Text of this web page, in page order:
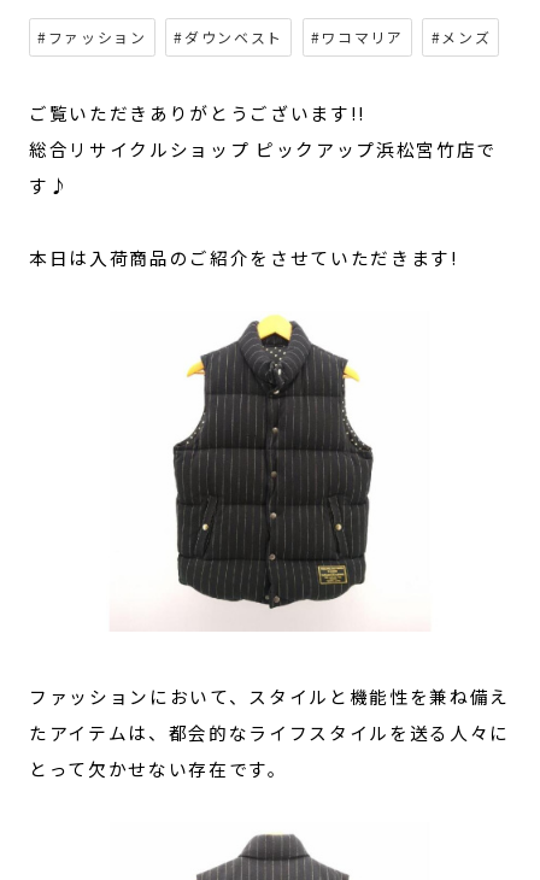
#ファッション #ダウンベスト #ワコマリア #メンズ
ご覧いただきありがとうございます!!
総合リサイクルショップ ピックアップ浜松宮竹店で
す♪
本日は入荷商品のご紹介をさせていただきます!
ファッションにおいて、スタイルと機能性を兼ね備え
たアイテムは、都会的なライフスタイルを送る人々に
とって欠かせない存在です。